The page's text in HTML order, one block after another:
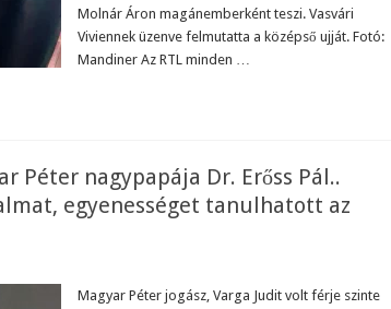
Molnár Áron magánemberként teszi. Vasvári
Viviennek üzenve felmutatta a középső ujját. Fotó:
Mandiner Az RTL minden …
Péter nagypapája Dr. Erőss Pál..
egyenességet tanulhatott az
Magyar Péter jogász, Varga Judit volt férje szinte